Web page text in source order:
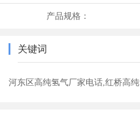
产品规格：
关键词
河东区高纯氢气厂家电话,红桥高